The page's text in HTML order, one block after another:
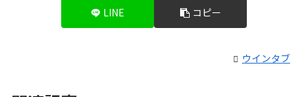
LINE コピー
ウインタブ